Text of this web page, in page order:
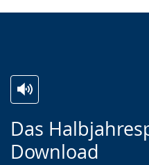
Das
Download
Leichten
Sprache
Audio-
Unterstützung.
Video
in